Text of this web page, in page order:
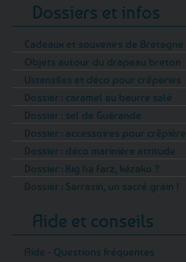
Dossiers et infos
Cadeaux et souvenirs de Bretagne
Objets autour du drapeau breton
Ustensiles et déco pour crêperies
Dossier : caramel au beurre salé
Dossier : sel de Guérande
Dossier : accessoires pour crêpière
Dossier : déco marinière attitude
Dossier : Kig ha Farz, kézako ?
Dossier : Sarrasin, un sacré grain !
Aide et conseils
Aide - Questions fréquentes